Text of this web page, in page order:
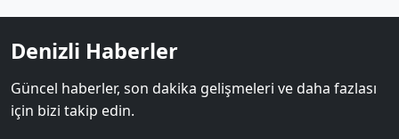
Denizli Haberler
Güncel haberler, son dakika gelişmeleri ve daha fazlası
için bizi takip edin.